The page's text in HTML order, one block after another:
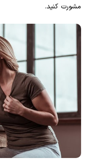
مشورت کنید.